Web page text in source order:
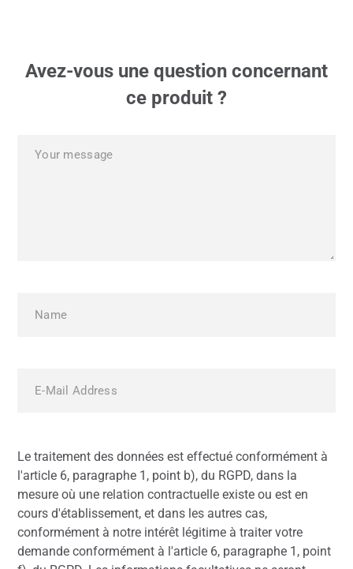
Avez-vous une question concernant
ce produit ?
Le traitement des données est effectué conformément à
l'article 6, paragraphe 1, point b), du RGPD, dans la
mesure où une relation contractuelle existe ou est en
cours d'établissement, et dans les autres cas,
conformément à notre intérêt légitime à traiter votre
demande conformément à l'article 6, paragraphe 1, point